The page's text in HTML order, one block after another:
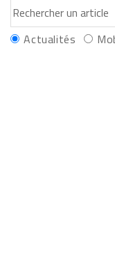
Actualités